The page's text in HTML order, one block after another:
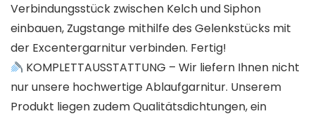
Verbindungsstück zwischen Kelch und Siphon
einbauen, Zugstange mithilfe des Gelenkstücks mit
der Excentergarnitur verbinden. Fertig!
KOMPLETTAUSSTATTUNG – Wir liefern Ihnen nicht
nur unsere hochwertige Ablaufgarnitur. Unserem
Produkt liegen zudem Qualitätsdichtungen, ein